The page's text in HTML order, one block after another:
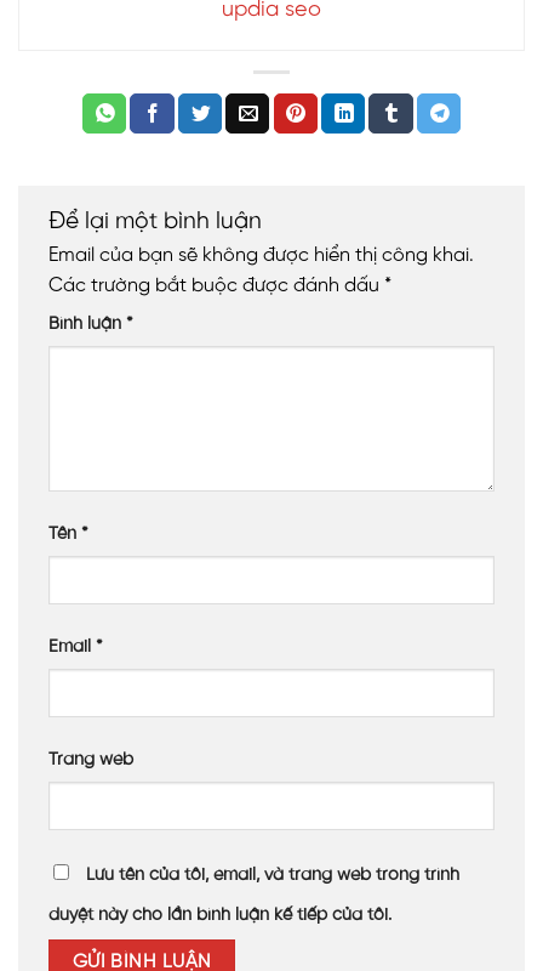
updia seo
Để lại một bình luận
Email của bạn sẽ không được hiển thị công khai.
Các trường bắt buộc được đánh dấu *
Bình luận *
Tên *
Email *
Trang web
Lưu tên của tôi, email, và trang web trong trình
duyệt này cho lần bình luận kế tiếp của tôi.